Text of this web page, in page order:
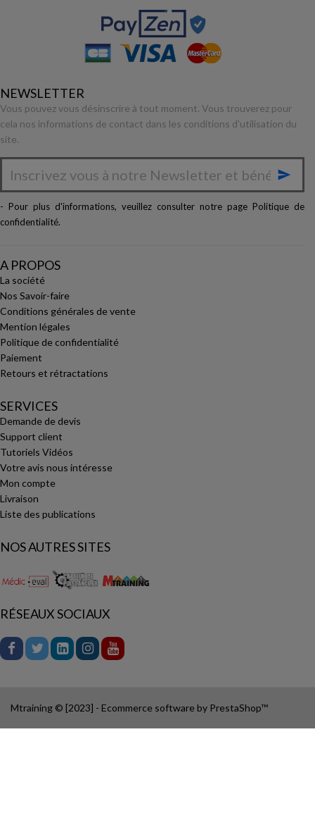
NEWSLETTER
Vous pouvez vous désinscrire à tout moment. Vous trouverez pour
cela nos informations de contact dans les conditions d'utilisation du
site.

- Pour plus d'informations, veuillez consulter notre page Politique de
confidentialité.
A PROPOS
La société
Nos Savoir-faire
Conditions générales de vente
Mention légales
Politique de confidentialité
Paiement
Retours et rétractations
SERVICES
Demande de devis
Support client
Tutoriels Vidéos
Votre avis nous intéresse
Mon compte
Livraison
Liste des publications
NOS AUTRES SITES
RÉSEAUX SOCIAUX
Mtraining © [2023] - Ecommerce software by PrestaShop™